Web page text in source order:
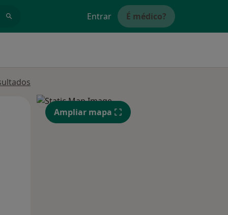
Entrar É médico?
Segunda-feira Ter, Qua
12 Ago
Ampliar mapa